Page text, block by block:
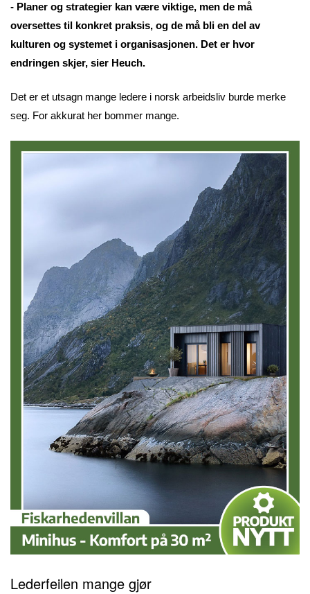
- Planer og strategier kan være viktige, men de må
oversettes til konkret praksis, og de må bli en del av
kulturen og systemet i organisasjonen. Det er hvor
endringen skjer, sier Heuch.
Det er et utsagn mange ledere i norsk arbeidsliv burde merke
seg. For akkurat her bommer mange.
Lederfeilen mange gjør